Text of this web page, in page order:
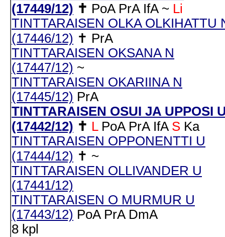
(17449/12) ✝ PoA PrA IfA ~ Li
TINTTARAISEN OLKA OLKIHATTU
(17446/12) ✝ PrA
TINTTARAISEN OKSANA N
(17447/12) ~
TINTTARAISEN OKARIINA N
(17445/12) PrA
TINTTARAISEN OSUI JA UPPOSI
(17442/12) ✝ L PoA PrA IfA S Ka
TINTTARAISEN OPPONENTTI U
(17444/12) ✝ ~
TINTTARAISEN OLLIVANDER U
(17441/12)
TINTTARAISEN O MURMUR U
(17443/12) PoA PrA DmA
8 kpl